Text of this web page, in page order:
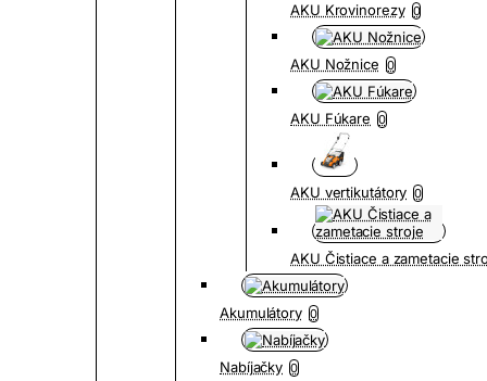
AKU Krovinorezy 0
AKU Nožnice 0
AKU Fúkare 0
AKU vertikutátory 0
AKU Čistiace a zametacie
Akumulátory 0
Nabíjačky 0